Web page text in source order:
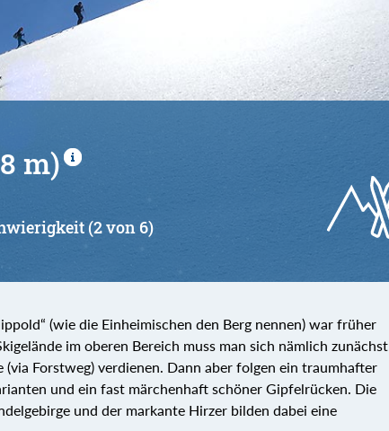
m)
(2 von 6)
(wie die Einheimischen den Berg nennen) war früher
im oberen Bereich muss man sich nämlich zunächst
(via Forstweg) verdienen. Dann aber folgen ein traumhafter
und ein fast märchenhaft schöner Gipfelrücken. Die
und der markante Hirzer bilden dabei eine